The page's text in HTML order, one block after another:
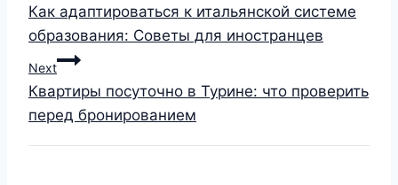
Как адаптироваться к итальянской системе
образования: Советы для иностранцев
Next
Квартиры посуточно в Турине: что проверить
перед бронированием